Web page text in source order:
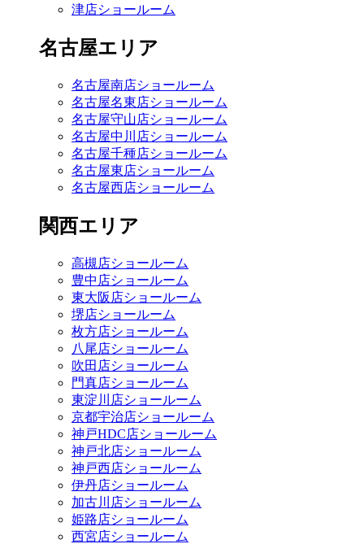
津店ショールーム
名古屋エリア
名古屋南店ショールーム
名古屋名東店ショールーム
名古屋守山店ショールーム
名古屋中川店ショールーム
名古屋千種店ショールーム
名古屋東店ショールーム
名古屋西店ショールーム
関西エリア
高槻店ショールーム
豊中店ショールーム
東大阪店ショールーム
堺店ショールーム
枚方店ショールーム
八尾店ショールーム
吹田店ショールーム
門真店ショールーム
東淀川店ショールーム
京都宇治店ショールーム
神戸HDC店ショールーム
神戸北店ショールーム
神戸西店ショールーム
伊丹店ショールーム
加古川店ショールーム
姫路店ショールーム
西宮店ショールーム